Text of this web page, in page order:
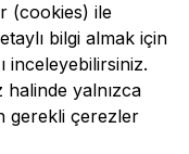
(cookies) ile
bilgi almak için
inceleyebilirsiniz.
halinde yalnızca
gerekli çerezler